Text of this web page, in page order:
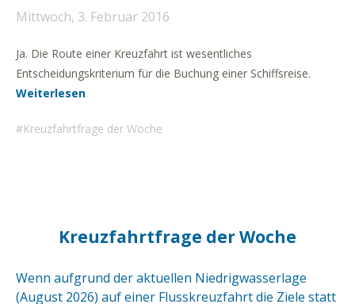
Mittwoch, 3. Februar 2016
Ja. Die Route einer Kreuzfahrt ist wesentliches
Entscheidungskriterium für die Buchung einer Schiffsreise.
Weiterlesen
Kreuzfahrtfrage der Woche
Kreuzfahrtfrage der Woche
Wenn aufgrund der aktuellen Niedrigwasserlage
(August 2026) auf einer Flusskreuzfahrt die Ziele statt